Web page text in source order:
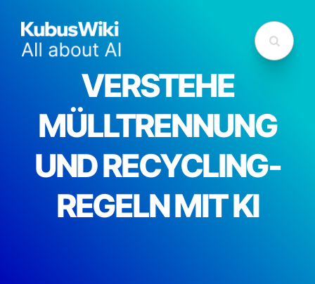
VERSTEHE
MÜLLTRENNUNG
UND RECYCLING-
REGELN MIT KI